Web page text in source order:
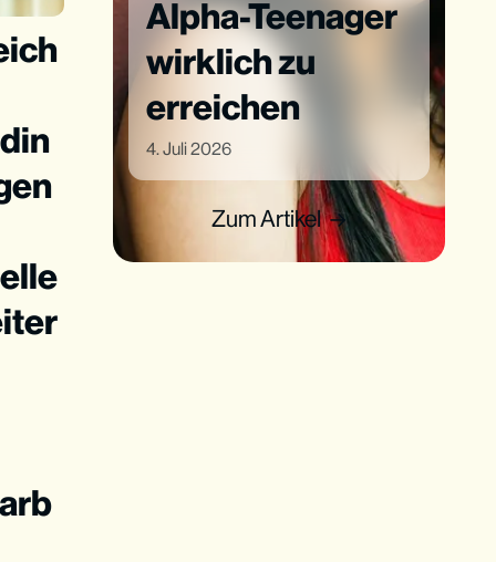
Alpha-Teenager
wirklich zu
erreichen
4. Juli 2026
Zum Artikel